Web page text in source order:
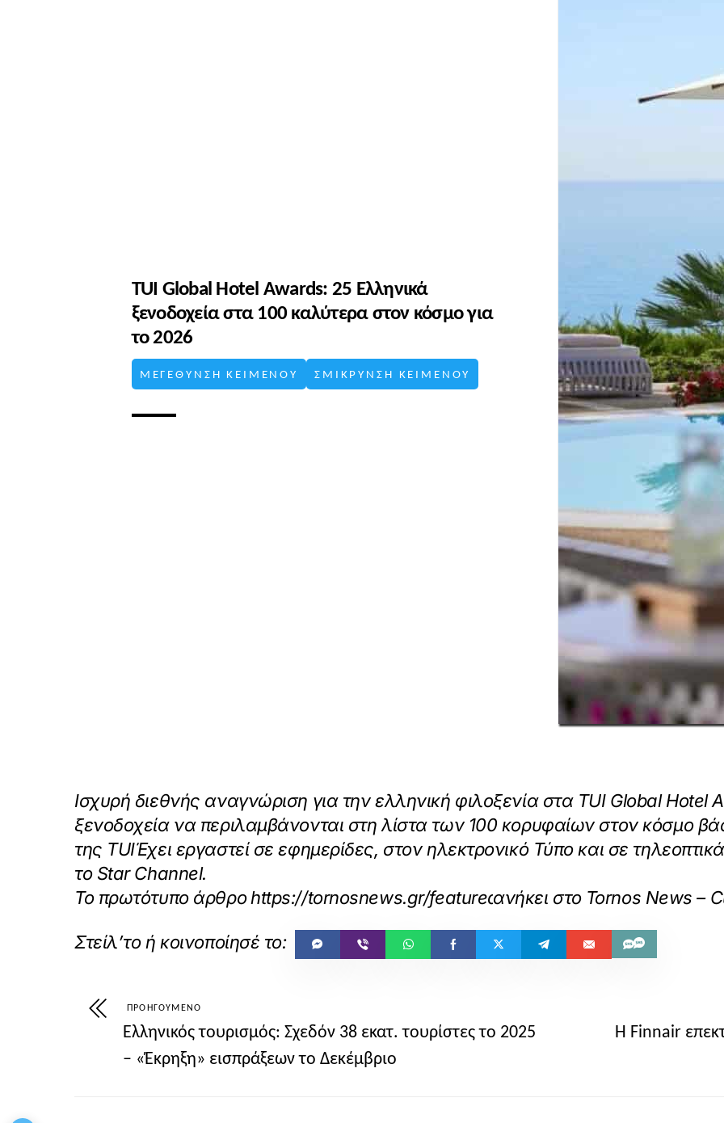
TUI Global Hotel Awards: 25 Ελληνικά
ξενοδοχεία στα 100 καλύτερα στον κόσμο για
το 2026
ΜΕΓΕΘΥΝΣΗ ΚΕΙΜΕΝΟΥ ΣΜΙΚΡΥΝΣΗ ΚΕΙΜΕΝΟΥ
Ισχυρή διεθνής αναγνώριση για την ελληνική φιλοξενία στα TUI Global Hotel
ξενοδοχεία να περιλαμβάνονται στη λίστα των 100 κορυφαίων στον κόσμο
της TUIΈχει εργαστεί σε εφημερίδες, στον ηλεκτρονικό Τύπο και σε
το Star Channel.
Το πρωτότυπο άρθρο https://tornosnews.gr/featured/tui-global-hotel-awards-
ανήκει στο Tornos News –
ΠΡΟΗΓΟΎΜΕΝΟ
Ελληνικός τουρισμός: Σχεδόν 38 εκατ. τουρίστες το 2025
– «Έκρηξη» εισπράξεων το Δεκέμβριο
Η Finnair